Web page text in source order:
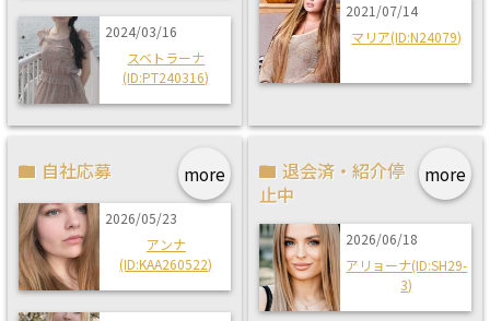
2024/03/16
スベトラーナ
(ID:PT240316)
2021/07/14
マリア(ID:N24079)
more
自社応募
2026/05/23
アンナ
(ID:KAA260522)
more
退会済・紹介停
止中
2026/06/18
アリョーナ(ID:SH29-
3)